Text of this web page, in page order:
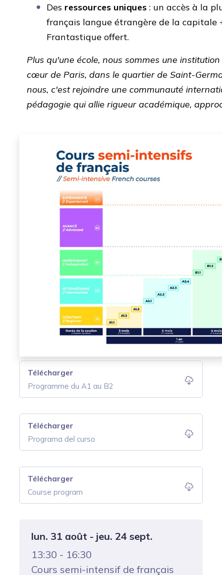
Des ressources uniques : un accès à la
français langue étrangère de la capitale
Frantastique offert.
Plus qu'une école, nous sommes une
cœur de Paris, dans le quartier de Saint-
nous, c'est rejoindre une communauté
pédagogie qui allie rigueur académique,
Télécharger
Programme du A1 au B2
Télécharger
Programa del curso
Télécharger
Course program
lun. 31 août - jeu. 24 sept.
13:30 - 16:30
Cours semi-intensif de français